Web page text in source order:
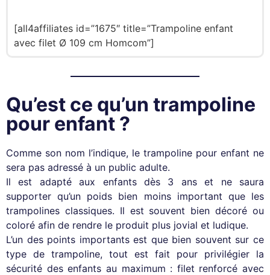
[all4affiliates id=”1675″ title=”Trampoline enfant
avec filet Ø 109 cm Homcom”]
Qu’est ce qu’un trampoline
pour enfant ?
Comme son nom l’indique, le trampoline pour enfant ne
sera pas adressé à un public adulte.
Il est adapté aux enfants dès 3 ans et ne saura
supporter qu’un poids bien moins important que les
trampolines classiques. Il est souvent bien décoré ou
coloré afin de rendre le produit plus jovial et ludique.
L’un des points importants est que bien souvent sur ce
type de trampoline, tout est fait pour privilégier la
sécurité des enfants au maximum : filet renforcé avec